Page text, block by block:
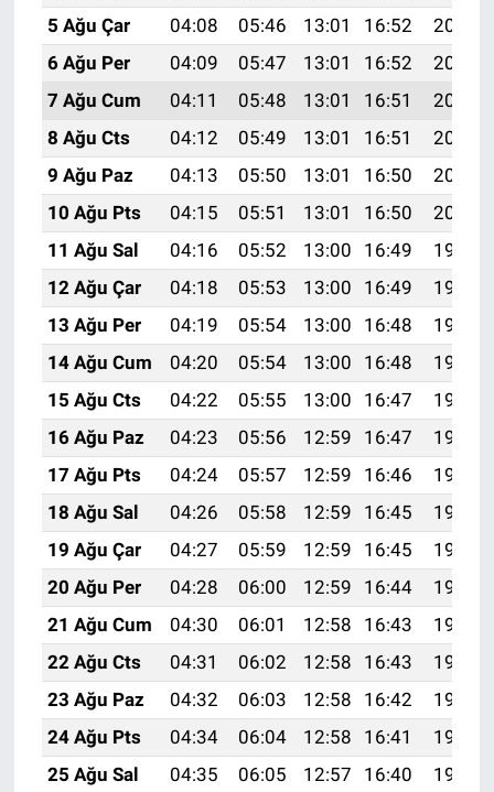
5 Ağu Çar
04:08 05:46 13:01 16:52
20:06
6 Ağu Per
04:09 05:47 13:01 16:52
20:05
7 Ağu Cum
04:11 05:48 13:01 16:51
20:04
8 Ağu Cts
04:12 05:49 13:01 16:51
20:03
9 Ağu Paz
04:13 05:50 13:01 16:50
20:02
10 Ağu Pts
04:15 05:51 13:01 16:50
20:00
11 Ağu Sal
04:16 05:52 13:00 16:49
19:59
12 Ağu Çar
04:18 05:53 13:00 16:49
19:58
13 Ağu Per
04:19 05:54 13:00 16:48
19:57
14 Ağu Cum
04:20 05:54 13:00 16:48
19:55
15 Ağu Cts
04:22 05:55 13:00 16:47
19:54
16 Ağu Paz
04:23 05:56 12:59 16:47
19:53
17 Ağu Pts
04:24 05:57 12:59 16:46
19:51
18 Ağu Sal
04:26 05:58 12:59 16:45
19:50
19 Ağu Çar
04:27 05:59 12:59 16:45
19:49
20 Ağu Per
04:28 06:00 12:59 16:44
19:47
21 Ağu Cum
04:30 06:01 12:58 16:43
19:46
22 Ağu Cts
04:31 06:02 12:58 16:43
19:44
23 Ağu Paz
04:32 06:03 12:58 16:42
19:43
24 Ağu Pts
04:34 06:04 12:58 16:41
19:41
25 Ağu Sal
04:35 06:05 12:57 16:40 19:40